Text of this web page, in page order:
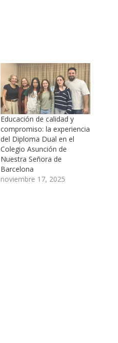
Educación de calidad y
compromiso: la experiencia
del Diploma Dual en el
Colegio Asunción de
Nuestra Señora de
Barcelona
noviembre 17, 2025